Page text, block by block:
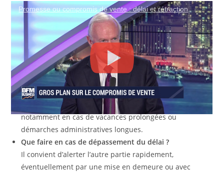
Promesse ou compromis de vente : délai et rétraction
Questions fréquentes sur la validité d’un
compromis de vente
Combien de temps dure la validité d’un compromis de
vente ?
En général, entre 3 et 4 mois, extensible selon les
accords et la complexité du dossier.
Peut-on prolonger la durée du compromis ?
Oui, par avenant signé par toutes les parties,
notamment en cas de vacances prolongées ou
démarches administratives longues.
Que faire en cas de dépassement du délai ?
Il convient d’alerter l’autre partie rapidement,
éventuellement par une mise en demeure ou avec